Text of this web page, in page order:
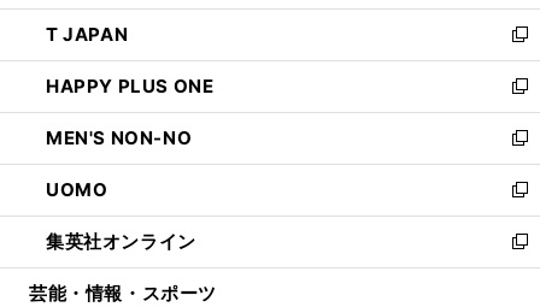
開
く
ウ
で
開
く
ン
ド
ウ
で
開
く
ウ
ィ
ン
ド
ウ
で
開
く
し
い
ウ
ィ
ン
ド
ウ
で
開
く
T JAPAN
新
し
い
ウ
ィ
ン
ド
ウ
で
開
HAPPY PLUS ONE
新
し
い
ウ
ィ
ン
ド
ウ
MEN'S NON-NO
新
し
い
ウ
ィ
ン
UOMO
新
し
い
ウ
集英社オンライン
新
し
芸能・情報・スポーツ